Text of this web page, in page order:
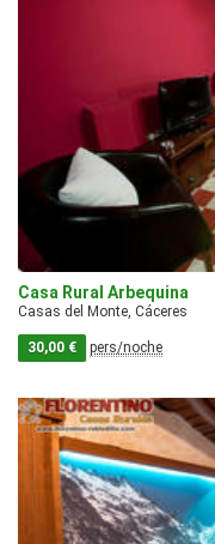
Casa Rural Arbequina
Casas del Monte, Cáceres
30,00 € pers/noche